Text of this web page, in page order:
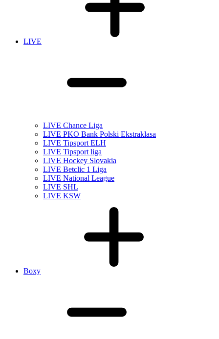
LIVE
LIVE Chance Liga
LIVE PKO Bank Polski Ekstraklasa
LIVE Tipsport ELH
LIVE Tipsport liga
LIVE Hockey Slovakia
LIVE Betclic 1 Liga
LIVE National League
LIVE SHL
LIVE KSW
Boxy